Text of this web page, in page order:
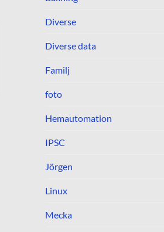
Diverse
Diverse data
Familj
foto
Hemautomation
IPSC
Jörgen
Linux
Mecka